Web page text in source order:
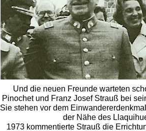
Und die neuen Freunde warteten
Pinochet und Franz Josef Strauß bei
Sie stehen vor dem
der Nähe des
1973 kommentierte Strauß die